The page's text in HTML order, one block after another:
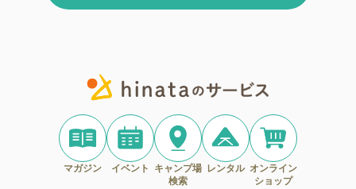
マガジン イベント
キャンプ場
検索
レンタル オンライン
ショップ